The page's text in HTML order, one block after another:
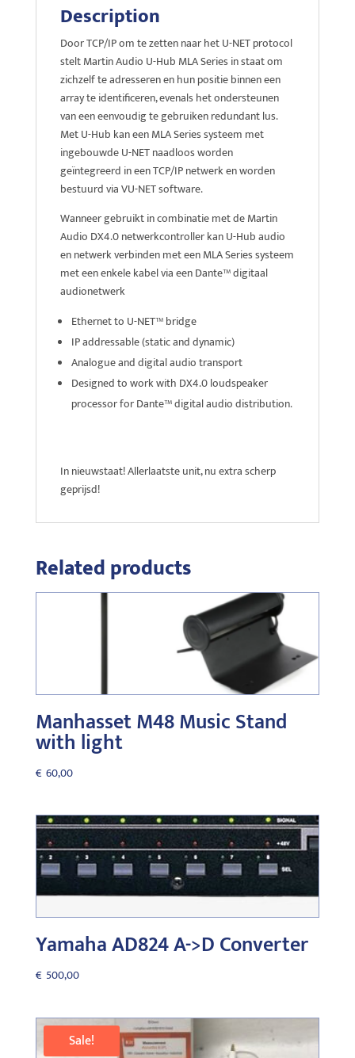
Description
Door TCP/IP om te zetten naar het U-NET protocol
stelt Martin Audio U-Hub MLA Series in staat om
zichzelf te adresseren en hun positie binnen een
array te identificeren, evenals het ondersteunen
van een eenvoudig te gebruiken redundant lus.
Met U-Hub kan een MLA Series systeem met
ingebouwde U-NET naadloos worden
geïntegreerd in een TCP/IP netwerk en worden
bestuurd via VU-NET software.
Wanneer gebruikt in combinatie met de Martin
Audio DX4.0 netwerkcontroller kan U-Hub audio
en netwerk verbinden met een MLA Series systeem
met een enkele kabel via een Dante™ digitaal
audionetwerk
Ethernet to U-NET™ bridge
IP addressable (static and dynamic)
Analogue and digital audio transport
Designed to work with DX4.0 loudspeaker
processor for Dante™ digital audio distribution.
In nieuwstaat! Allerlaatste unit, nu extra scherp
geprijsd!
Related products
Manhasset M48 Music Stand
with light
€ 60,00
Yamaha AD824 A->D Converter
€ 500,00
Sale!